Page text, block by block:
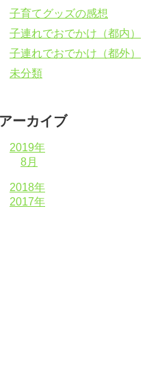
子育てグッズの感想
子連れでおでかけ（都内）
子連れでおでかけ（都外）
未分類
アーカイブ
2019年
8月
2018年
2017年